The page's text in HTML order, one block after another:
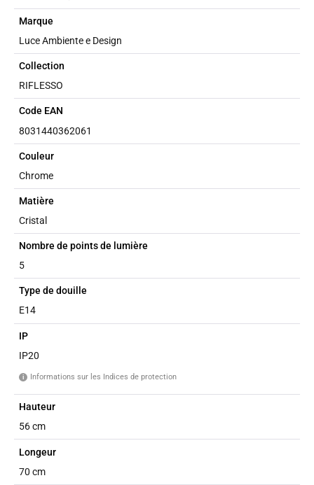
Marque
Luce Ambiente e Design
Collection
RIFLESSO
Code EAN
8031440362061
Couleur
Chrome
Matière
Cristal
Nombre de points de lumière
5
Type de douille
E14
IP
IP20
i Informations sur les Indices de protection
Hauteur
56 cm
Longeur
70 cm